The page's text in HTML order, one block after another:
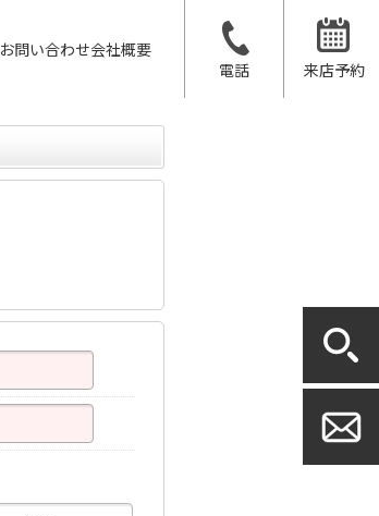
お問い合わせ会社概要
電話
来店予約